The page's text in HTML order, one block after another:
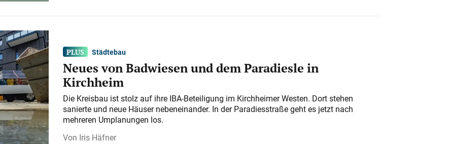
Städtebau
Neues von Badwiesen und dem Paradiesle in
Kirchheim
Die Kreisbau ist stolz auf ihre IBA-Beteiligung im Kirchheimer Westen. Dort stehen
sanierte und neue Häuser nebeneinander. In der Paradiesstraße geht es jetzt nach
mehreren Umplanungen los.
Iris Häfner